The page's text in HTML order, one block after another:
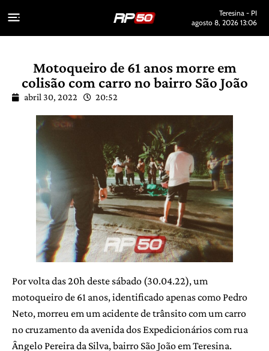
Teresina - PI
agosto 8, 2026 13:06
Motoqueiro de 61 anos morre em
colisão com carro no bairro São João
abril 30, 2022 20:52
Por volta das 20h deste sábado (30.04.22), um
motoqueiro de 61 anos, identificado apenas como Pedro
Neto, morreu em um acidente de trânsito com um carro
no cruzamento da avenida dos Expedicionários com rua
Ângelo Pereira da Silva, bairro São João em Teresina.